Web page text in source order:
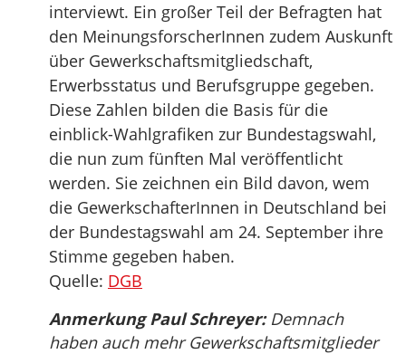
interviewt. Ein großer Teil der Befragten hat
den MeinungsforscherInnen zudem Auskunft
über Gewerkschaftsmitgliedschaft,
Erwerbsstatus und Berufsgruppe gegeben.
Diese Zahlen bilden die Basis für die
einblick-Wahlgrafiken zur Bundestagswahl,
die nun zum fünften Mal veröffentlicht
werden. Sie zeichnen ein Bild davon, wem
die GewerkschafterInnen in Deutschland bei
der Bundestagswahl am 24. September ihre
Stimme gegeben haben.
Quelle: DGB
Anmerkung Paul Schreyer:Demnach
haben auch mehr Gewerkschaftsmitglieder